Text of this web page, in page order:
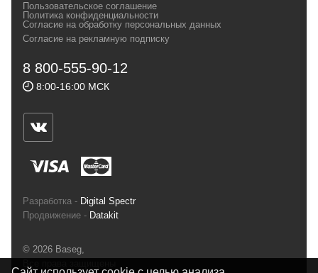
и взыскательных путешественников,
спортсменов и отдыхающих.
Геннадьевич
ИНН 590300057023 ОГРН 304590319000121
ул.Советская, 25, магазин Басег.
Тел./факс (342) 2101242
Пользовательское соглашение
Политика конфиденциальности
Согласие на обработку персональных данных
Согласие на рекламную подписку
8 800-555-90-12
8:00-16:00 МСК
Разработка - Digital Spectr
Продвижение - Datakit
© 2026 Baseg,